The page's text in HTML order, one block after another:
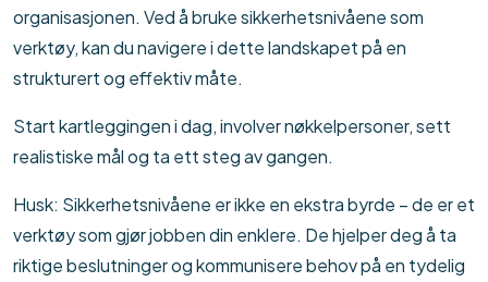
organisasjonen. Ved å bruke sikkerhetsnivåene som
verktøy, kan du navigere i dette landskapet på en
strukturert og effektiv måte.
Start kartleggingen i dag, involver nøkkelpersoner, sett
realistiske mål og ta ett steg av gangen.
Husk: Sikkerhetsnivåene er ikke en ekstra byrde – de er et
verktøy som gjør jobben din enklere. De hjelper deg å ta
riktige beslutninger og kommunisere behov på en tydelig